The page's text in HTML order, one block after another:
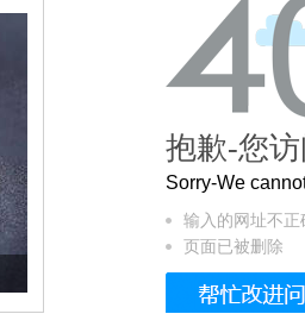
这个3.2米的长卷，还原了600岁的
抱歉-您访
Sorry-We
输入的网址不正
页面已被删除